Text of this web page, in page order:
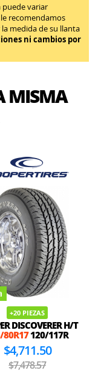
puede variar
recomendamos
medida de su llanta
ni cambios por
MISMA
+20 PIEZAS
DISCOVERER H/T
80R17120/117R
$4,711.50
$7,478.57